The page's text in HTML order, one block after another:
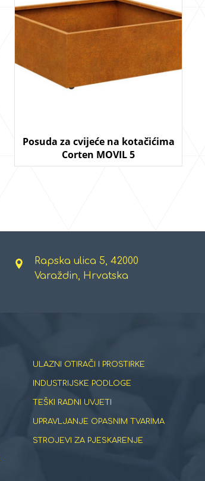
Posuda za cvijeće na kotačićima
Corten MOVIL 5
Rapska ulica 5, 42000
Varaždin, Hrvatska
ULAZNI OTIRAČI I PROSTIRKE
INDUSTRIJSKE PODLOGE
TEŠKI RADNI UVJETI
UPRAVLJANJE OPASNIM TVARIMA
STROJEVI ZA PJESKARENJE